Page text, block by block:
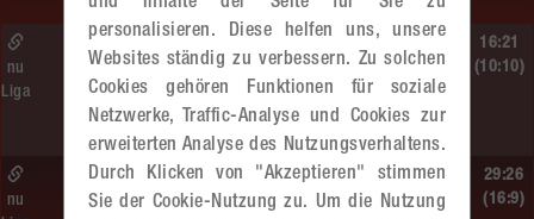
So. 14.06.2026 | 14:30 Uhr |
ÖMS WU12 Finale
SG HIT/UHC Absam –
MADx WAT Atzgersdorf
nu
Liga
16:21
(10:10)
So. 14.06.2026 | 13:20 Uhr |
MU13
nu
29:26
(16:9)
personalisieren. Diese helfen uns, unsere
Websites ständig zu verbessern. Zu solchen
Cookies gehören Funktionen für soziale
Netzwerke, Traffic-Analyse und Cookies zur
erweiterten Analyse des Nutzungsverhaltens.
Durch Klicken von "Akzeptieren" stimmen
Sie der Cookie-Nutzung zu. Um die Nutzung